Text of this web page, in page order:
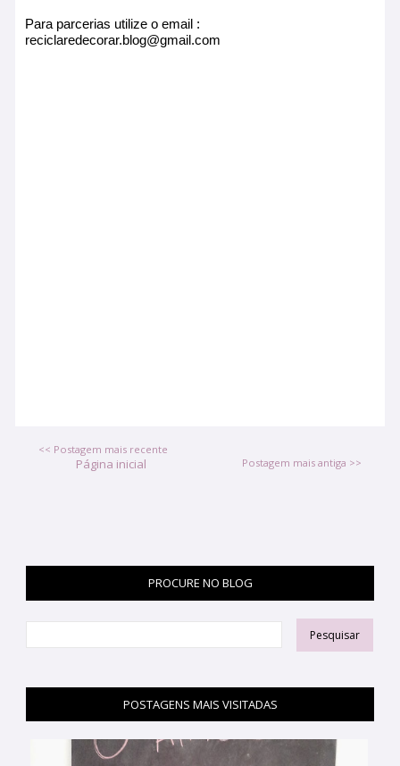
Para parcerias utilize o email :
reciclaredecorar.blog@gmail.com
<< Postagem mais recente
Postagem mais antiga >>
Página inicial
PROCURE NO BLOG
POSTAGENS MAIS VISITADAS